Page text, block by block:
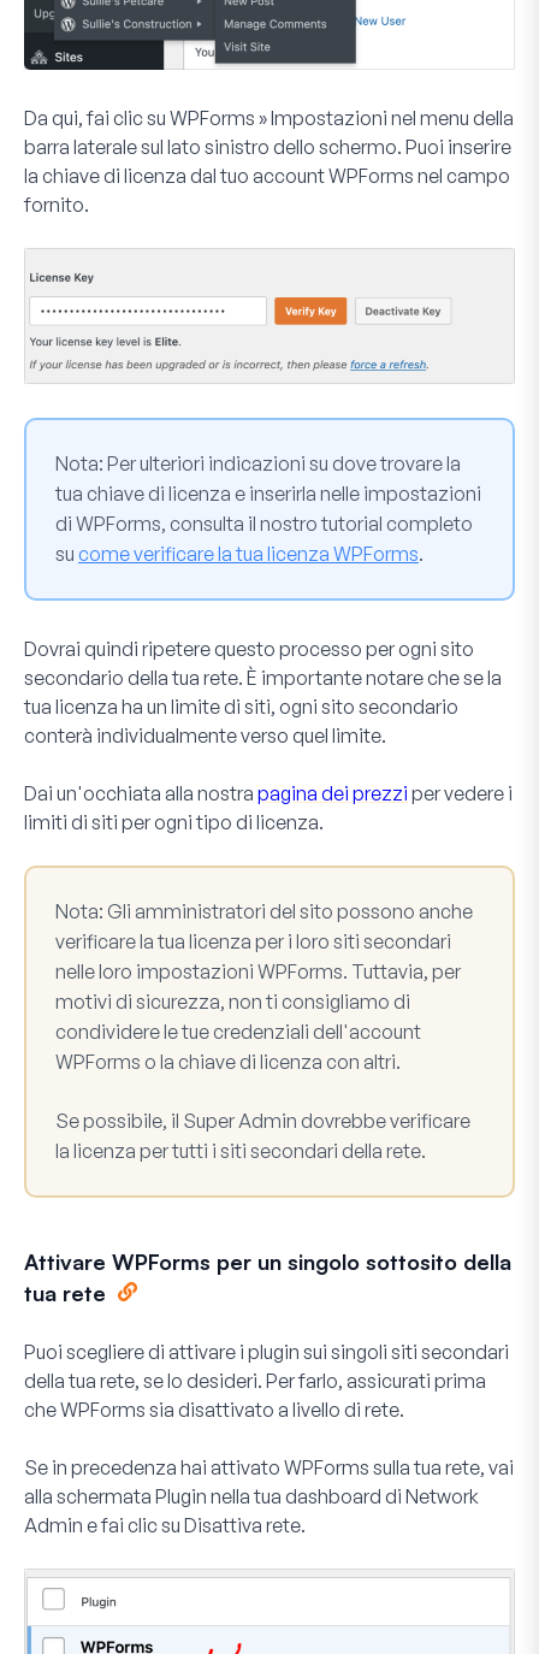
Da qui, fai clic su WPForms » Impostazioni nel menu della
barra laterale sul lato sinistro dello schermo. Puoi inserire
la chiave di licenza dal tuo account WPForms nel campo
fornito.
Nota: Per ulteriori indicazioni su dove trovare la
tua chiave di licenza e inserirla nelle impostazioni
di WPForms, consulta il nostro tutorial completo
su come verificare la tua licenza WPForms.
Dovrai quindi ripetere questo processo per ogni sito
secondario della tua rete. È importante notare che se la
tua licenza ha un limite di siti, ogni sito secondario
conterà individualmente verso quel limite.
Dai un'occhiata alla nostra pagina dei prezzi per vedere i
limiti di siti per ogni tipo di licenza.
Nota: Gli amministratori del sito possono anche
verificare la tua licenza per i loro siti secondari
nelle loro impostazioni WPForms. Tuttavia, per
motivi di sicurezza, non ti consigliamo di
condividere le tue credenziali dell'account
WPForms o la chiave di licenza con altri.
Se possibile, il Super Admin dovrebbe verificare
la licenza per tutti i siti secondari della rete.
Attivare WPForms per un singolo sottosito della
tua rete
Puoi scegliere di attivare i plugin sui singoli siti secondari
della tua rete, se lo desideri. Per farlo, assicurati prima
che WPForms sia disattivato a livello di rete.
Se in precedenza hai attivato WPForms sulla tua rete, vai
alla schermata Plugin nella tua dashboard di Network
Admin e fai clic su Disattiva rete.